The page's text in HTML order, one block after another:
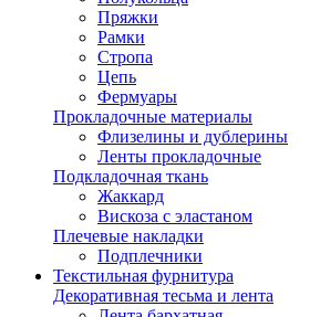
Пряжки
Рамки
Стропа
Цепь
Фермуары
Прокладочные материалы
Флизелины и дублерины
Ленты прокладочные
Подкладочная ткань
Жаккард
Вискоза с эластаном
Плечевые накладки
Подплечники
Текстильная фурнитура
Декоративная тесьма и лента